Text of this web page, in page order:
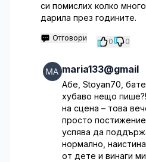
си помислих колко
дарила през годините.
Отговори 0 0
maria133@gmail
Абе, Stoyan70,
хубаво нещо
на сцена – това
просто
успява да
нормално,
от дете и винаги